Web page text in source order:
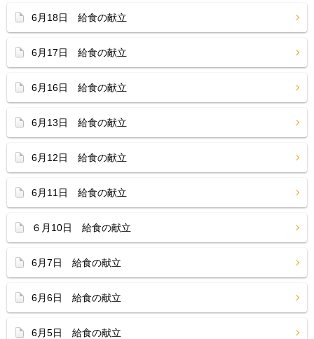
6月18日 給食の献立
6月17日 給食の献立
6月16日 給食の献立
6月13日 給食の献立
6月12日 給食の献立
6月11日 給食の献立
６月10日 給食の献立
6月7日 給食の献立
6月6日 給食の献立
6月5日 給食の献立